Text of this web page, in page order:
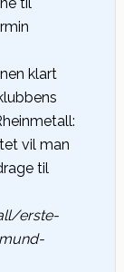
klart
vil man
til
erste-